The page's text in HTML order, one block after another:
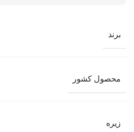
برند
محصول کشور
زیره